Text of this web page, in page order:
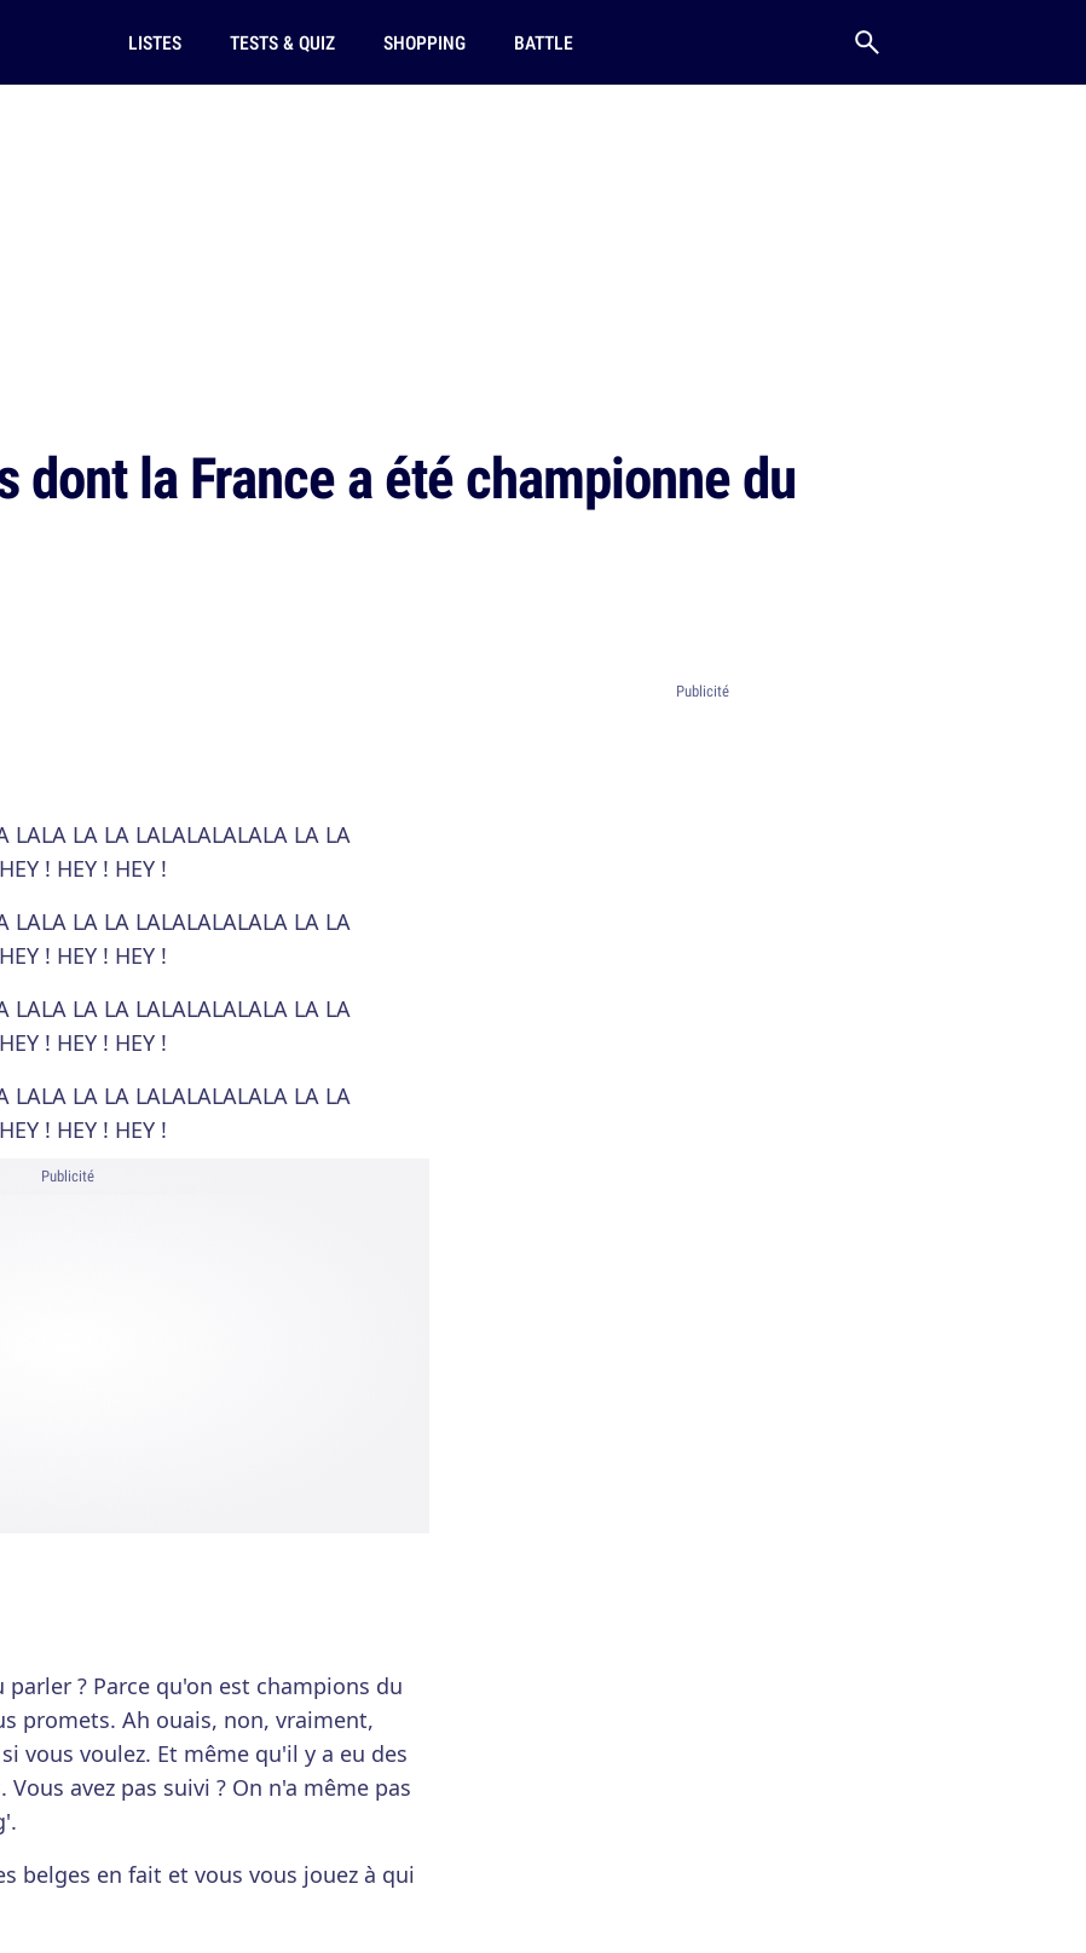
LISTES TESTS & QUIZ SHOPPING BATTLE
dont la France a été championne du
LALA LA LA LALALALALALA LA LA
! HEY ! HEY !
LALA LA LA LALALALALALA LA LA
! HEY ! HEY !
LALA LA LA LALALALALALA LA LA
! HEY ! HEY !
LALA LA LA LALALALALALA LA LA
! HEY ! HEY !
Publicité
parler ? Parce qu'on est champions du
promets. Ah ouais, non, vraiment,
vous voulez. Et même qu'il y a eu des
avez pas suivi ? On n'a même pas
belges en fait et vous vous jouez à qui